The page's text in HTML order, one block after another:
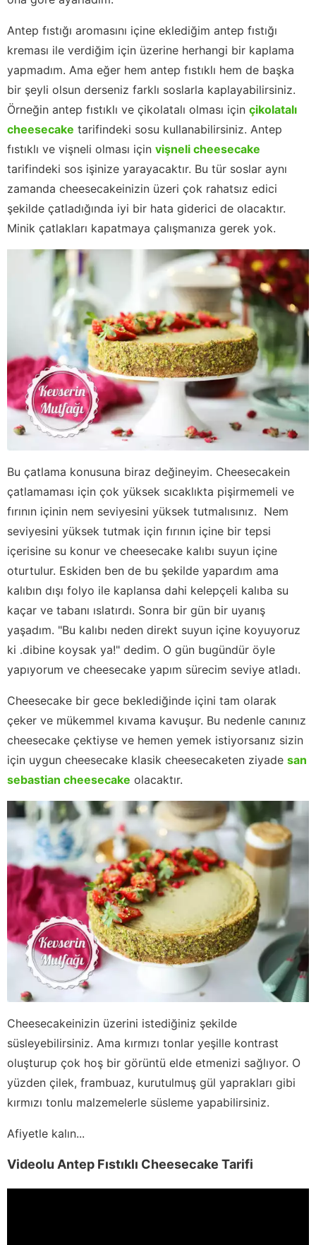
Antep fıstığı aromasını içine eklediğim antep fıstığı
kreması ile verdiğim için üzerine herhangi bir kaplama
yapmadım. Ama eğer hem antep fıstıklı hem de başka
bir şeyli olsun derseniz farklı soslarla kaplayabilirsiniz.
Örneğin antep fıstıklı ve çikolatalı olması için çikolatalı
cheesecake tarifindeki sosu kullanabilirsiniz. Antep
fıstıklı ve vişneli olması için vişneli cheesecake
tarifindeki sos işinize yarayacaktır. Bu tür soslar aynı
zamanda cheesecakeinizin üzeri çok rahatsız edici
şekilde çatladığında iyi bir hata giderici de olacaktır.
Minik çatlakları kapatmaya çalışmanıza gerek yok.
Bu çatlama konusuna biraz değineyim. Cheesecakein
çatlamaması için çok yüksek sıcaklıkta pişirmemeli ve
fırının içinin nem seviyesini yüksek tutmalısınız. Nem
seviyesini yüksek tutmak için fırının içine bir tepsi
içerisine su konur ve cheesecake kalıbı suyun içine
oturtulur. Eskiden ben de bu şekilde yapardım ama
kalıbın dışı folyo ile kaplansa dahi kelepçeli kalıba su
kaçar ve tabanı ıslatırdı. Sonra bir gün bir uyanış
yaşadım. "Bu kalıbı neden direkt suyun içine koyuyoruz
ki .dibine koysak ya!" dedim. O gün bugündür öyle
yapıyorum ve cheesecake yapım sürecim seviye atladı.
Cheesecake bir gece beklediğinde içini tam olarak
çeker ve mükemmel kıvama kavuşur. Bu nedenle canınız
cheesecake çektiyse ve hemen yemek istiyorsanız sizin
için uygun cheesecake klasik cheesecaketen ziyade san
sebastian cheesecake olacaktır.
Cheesecakeinizin üzerini istediğiniz şekilde
süsleyebilirsiniz. Ama kırmızı tonlar yeşille kontrast
oluşturup çok hoş bir görüntü elde etmenizi sağlıyor. O
yüzden çilek, frambuaz, kurutulmuş gül yaprakları gibi
kırmızı tonlu malzemelerle süsleme yapabilirsiniz.
Afiyetle kalın...
Videolu Antep Fıstıklı Cheesecake Tarifi